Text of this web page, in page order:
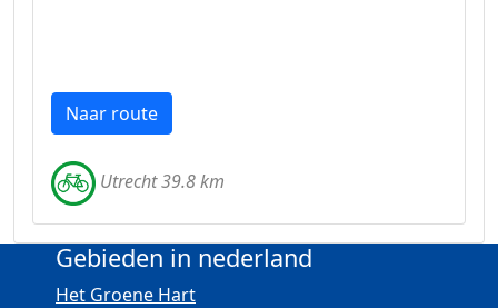
Naar route
Utrecht 39.8 km
Gebieden in nederland
Het Groene Hart